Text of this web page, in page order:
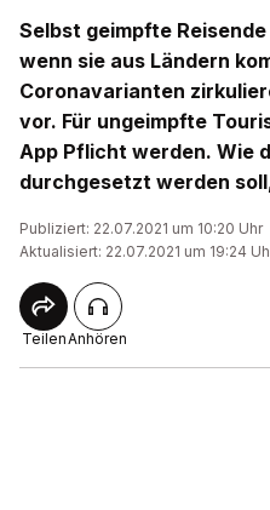
Selbst geimpfte
wenn sie aus Ländern
Coronavarianten
vor. Für ungeimpfte
App Pflicht werden. Wie
durchgesetzt werden
Publiziert: 22.07.2021 um 10:20 Uhr
Aktualisiert: 22.07.2021 um 19:24
TeilenAnhören